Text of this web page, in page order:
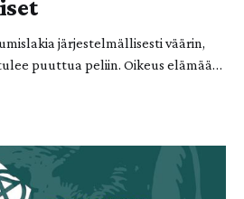
järjestelmällisesti väärin,
puuttua peliin. Oikeus elämään
Myrskyvaroitus-